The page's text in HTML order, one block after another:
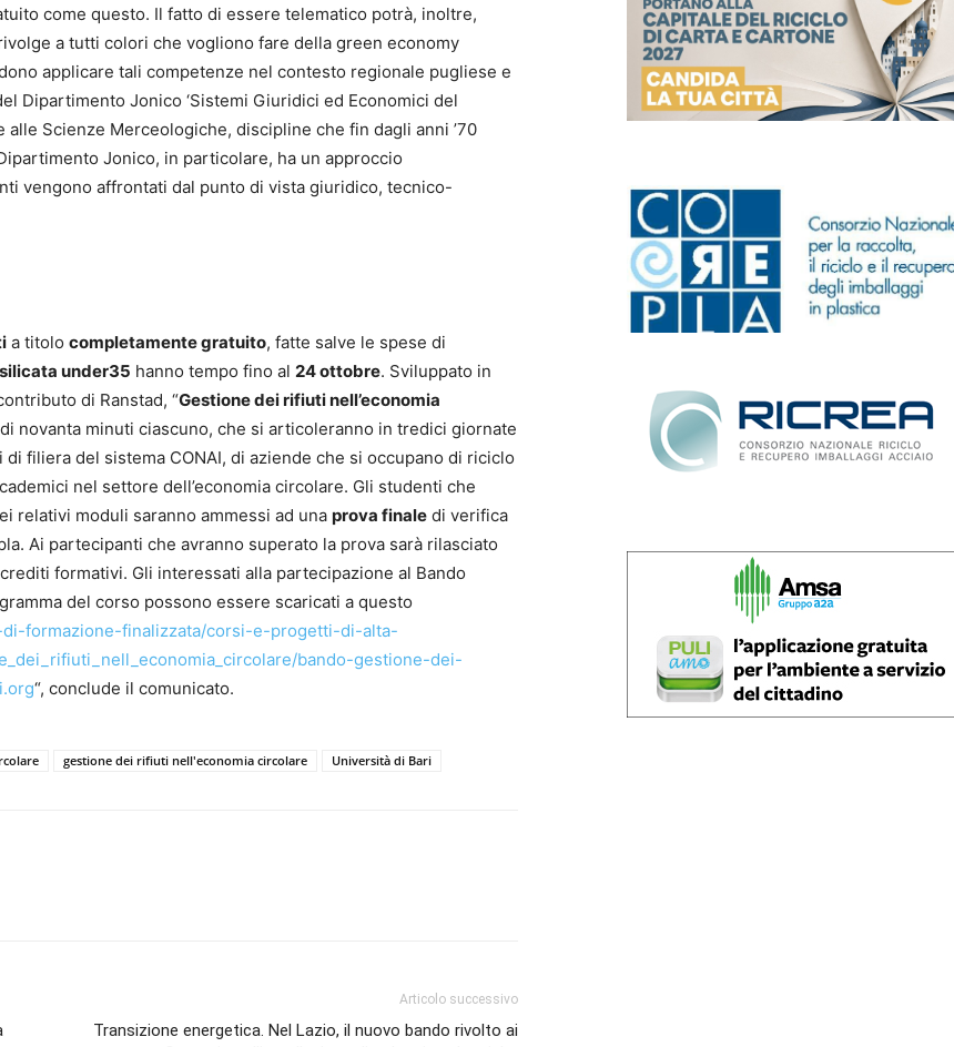
come questo. Il fatto di essere telematico potrà, inoltre,
a tutti colori che vogliono fare della green economy
applicare tali competenze nel contesto regionale pugliese e
Dipartimento Jonico ‘Sistemi Giuridici ed Economici del
Scienze Merceologiche, discipline che fin dagli anni ’70
Jonico, in particolare, ha un approccio
vengono affrontati dal punto di vista giuridico, tecnico-
a titolo completamente gratuito, fatte salve le spese di
under35 hanno tempo fino al 24 ottobre. Sviluppato in
di Ranstad, “Gestione dei rifiuti nell’economia
di novanta minuti ciascuno, che si articoleranno in tredici giornate
filiera del sistema CONAI, di aziende che si occupano di riciclo
nel settore dell’economia circolare. Gli studenti che
relativi moduli saranno ammessi ad una prova finale di verifica
Ai partecipanti che avranno superato la prova sarà rilasciato
formativi. Gli interessati alla partecipazione al Bando
del corso possono essere scaricati a questo
formazione-finalizzata/corsi-e-progetti-di-alta-
bando-gestione-dei-
“, conclude il comunicato.
gestione dei rifiuti nell'economia circolare Università di Bari
Articolo successivo
Transizione energetica. Nel Lazio, il nuovo bando rivolto ai